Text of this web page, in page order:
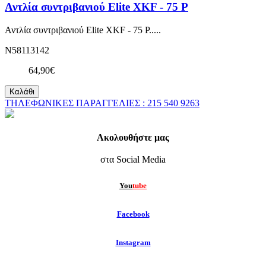
Αντλία συντριβανιού Elite XKF - 75 P
Αντλία συντριβανιού Elite XKF - 75 P.....
N58113142
64,90€
Καλάθι
ΤΗΛΕΦΩΝΙΚΕΣ ΠΑΡΑΓΓΕΛΙΕΣ : 215 540 9263
Ακολουθήστε μας
στα Social Media
Youtube
Facebook
Instagram